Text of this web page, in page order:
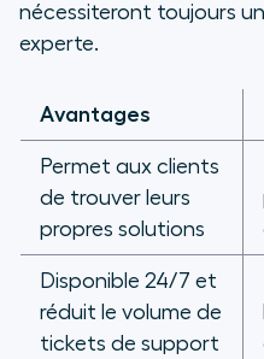
nécessiteront toujours
experte.
Avantages
Permet aux clients
de trouver leurs
propres solutions
Disponible 24/7 et
réduit le volume de
tickets de support